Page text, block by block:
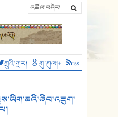
ཀྲུའི་ཀྲར། གུ་ཀུལ།+ rss